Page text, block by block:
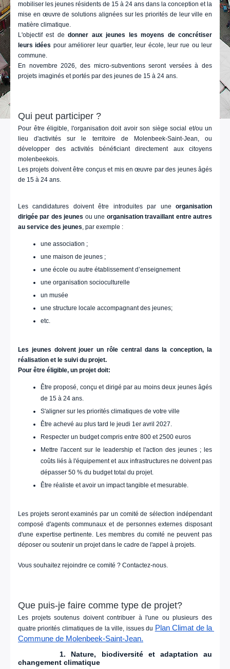
mobiliser les jeunes résidents de 15 à 24 ans dans la conception et la
mise en œuvre de solutions alignées sur les priorités de leur ville en
matière climatique.
L'objectif est dedonner aux jeunes les moyens de concrétiser
leurs idées pour améliorer leur quartier, leur école, leur rue ou leur
commune.
En novembre 2026, des micro-subventions seront versées à des
projets imaginés et portés par des jeunes de 15 à 24 ans.
Qui peut participer ?
Pour être éligible, l'organisation doit avoir son siège social et/ou un
lieu d'activités sur le territoire de Molenbeek-Saint-Jean, ou
développer des activités bénéficiant directement aux citoyens
molenbeekois.
Les projets doivent être conçus et mis en œuvre par des jeunes âgés
de 15 à 24 ans.
Les candidatures doivent être introduites par une organisation
dirigée par des jeunes ou une organisation travaillant entre autres
au service des jeunes, par exemple :
une association ;
une maison de jeunes ;
une école ou autre établissement d’enseignement
une organisation socioculturelle
un musée
une structure locale accompagnant des jeunes;
etc.
Les jeunes doivent jouer un rôle central dans la conception, la
réalisation et le suivi du projet.
Pour être éligible, un projet doit:
Être proposé, conçu et dirigé par au moins deux jeunes âgés
de 15 à 24 ans.
S'aligner sur les priorités climatiques de votre ville
Être achevé au plus tard le jeudi 1er avril 2027.
Respecter un budget compris entre 800 et 2500 euros
Mettre l'accent sur le leadership et l'action des jeunes ; les
coûts liés à l'équipement et aux infrastructures ne doivent pas
dépasser 50 % du budget total du projet.
Être réaliste et avoir un impact tangible et mesurable.
Les projets seront examinés par un comité de sélection indépendant
composé d'agents communaux et de personnes externes disposant
d'une expertise pertinente. Les membres du comité ne peuvent pas
déposer ou soutenir un projet dans le cadre de l'appel à projets.
Vous souhaitez rejoindre ce comité ? Contactez-nous.
Que puis-je faire comme type de projet?
Les projets soutenus doivent contribuer à l'une ou plusieurs des
quatre priorités climatiques de la ville, issues du Plan Climat de la
Commune de Molenbeek-Saint-Jean.
1. Nature, biodiversité et adaptation au
changement climatique